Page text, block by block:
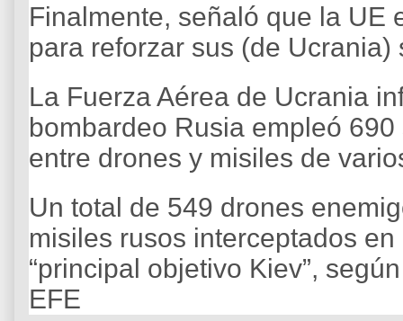
Finalmente, señaló que la UE
para reforzar sus (de Ucrania)
La Fuerza Aérea de Ucrania
bombardeo Rusia empleó
entre drones y misiles de
Un total de 549 drones
misiles rusos interceptados
“principal objetivo Kiev”,
EFE